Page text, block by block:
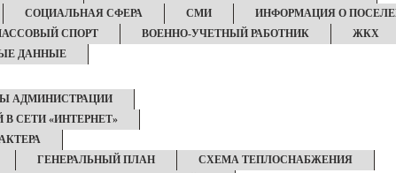
СОЦИАЛЬНАЯ СФЕРА СМИ
ИНФОРМАЦИЯ О
СПОРТ ВОЕННО-УЧЕТНЫЙ РАБОТНИК ЖКХ
ДАННЫЕ
АДМИНИСТРАЦИИ
СЕТИ «ИНТЕРНЕТ»
ГЕНЕРАЛЬНЫЙ ПЛАН
СХЕМА ТЕПЛОСНАБЖЕНИЯ